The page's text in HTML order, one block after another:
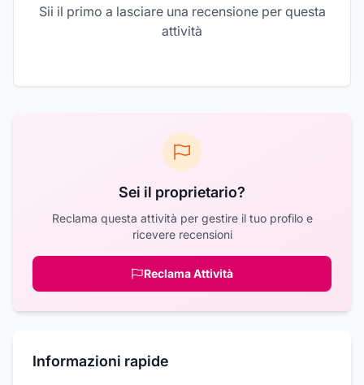
Sii il primo a lasciare una recensione per questa
attività
Sei il proprietario?
Reclama questa attività per gestire il tuo profilo e
ricevere recensioni
Reclama Attività
Informazioni rapide